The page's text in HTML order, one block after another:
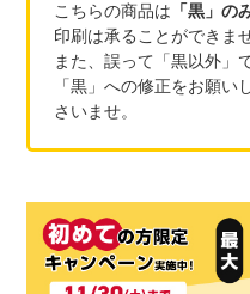
こちらの商品は 「黒」の
印刷は承ることができま
また、誤って「黒以外」
「黒」への修正をお願
さいませ。